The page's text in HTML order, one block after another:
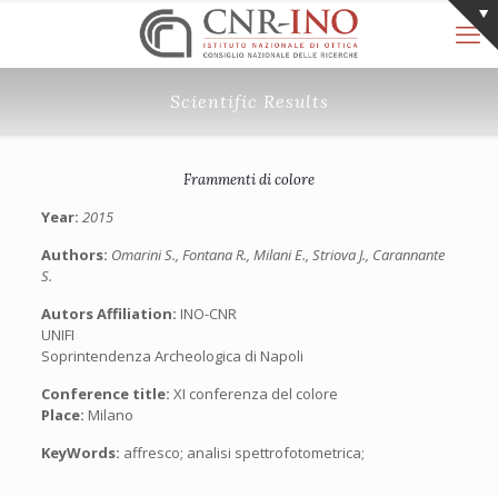
Scientific Results
Frammenti di colore
Year: 2015
Authors: Omarini S., Fontana R., Milani E., Striova J., Carannante
S.
Autors Affiliation: INO-CNR
UNIFI
Soprintendenza Archeologica di Napoli
Conference title: XI conferenza del colore
Place: Milano
KeyWords: affresco; analisi spettrofotometrica;